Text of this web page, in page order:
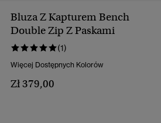
Bluza Z Kapturem Bench
Double Zip Z Paskami
(1)
Więcej Dostępnych Kolorów
Zł 379,00